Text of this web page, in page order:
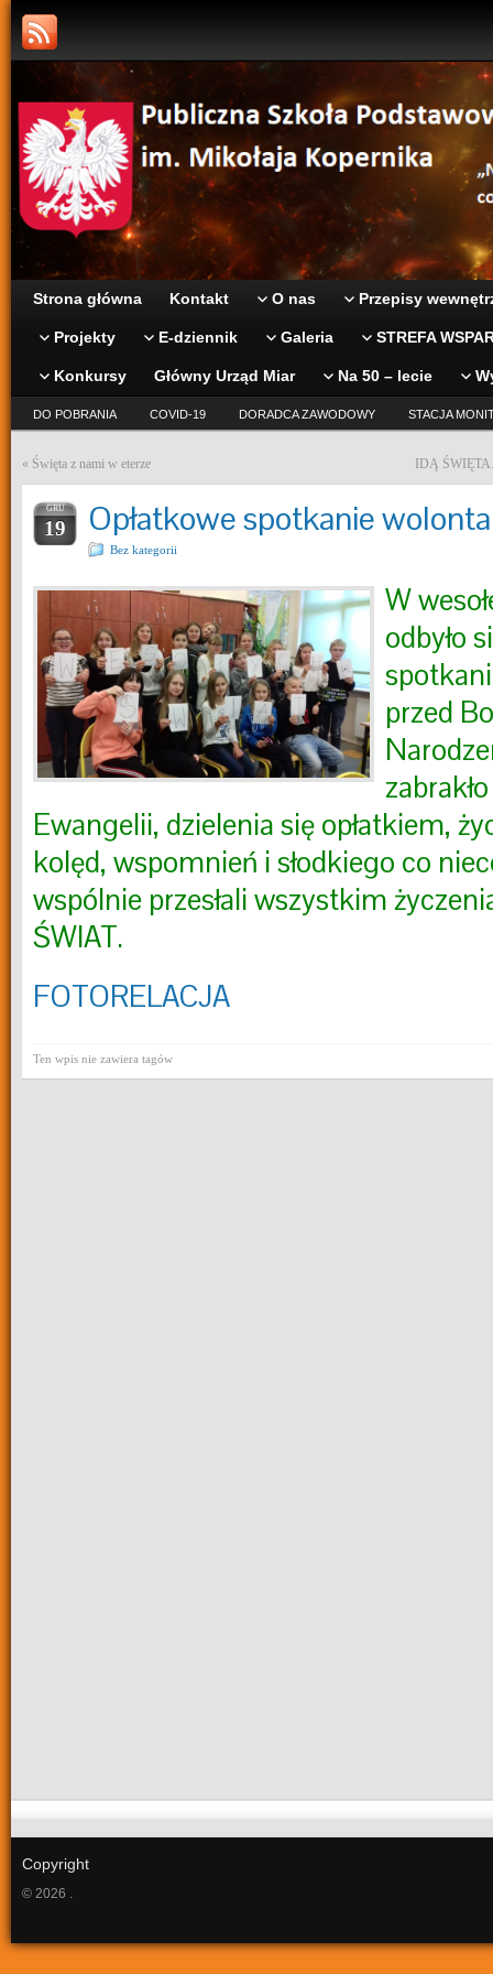
Strona główna Kontakt O nas Przepisy
Projekty E-dziennik Galeria STREFA
Konkursy Główny Urząd Miar Na 50 – lecie
DO POBRANIA COVID-19 DORADCA ZAWODOWY STACJA
« Święta z nami w eterze IDĄ
GRU
19 Opłatkowe spotkanie
Bez kategorii
W
odbyło
przed
Ewangelii, dzielenia się opłatkiem,
kolęd, wspomnień i słodkiego co
wspólnie przesłali wszystkim
ŚWIAT.
FOTORELACJA
Ten wpis nie zawiera tagów
Copyright
© 2026 .